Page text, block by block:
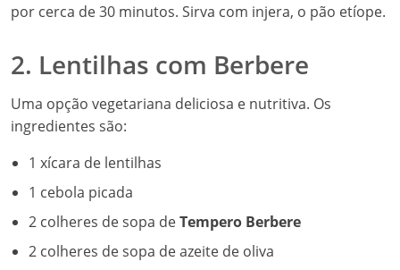
por cerca de 30 minutos. Sirva com injera, o pão etíope.
2. Lentilhas com Berbere
Uma opção vegetariana deliciosa e nutritiva. Os
ingredientes são:
1 xícara de lentilhas
1 cebola picada
2 colheres de sopa deTempero Berbere
2 colheres de sopa de azeite de oliva